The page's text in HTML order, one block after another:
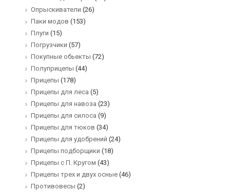
Опрыскиватели (26)
Паки модов (153)
Плуги (15)
Погрузчики (57)
Покупные обьекты (72)
Полуприцепы (44)
Прицепы (178)
Прицепы для леса (5)
Прицепы для навоза (23)
Прицепы для силоса (9)
Прицепы для тюков (34)
Прицепы для удобрений (24)
Прицепы подборщики (18)
Прицепы с П. Кругом (43)
Прицепы трех и двух осные (46)
Противовесы (2)